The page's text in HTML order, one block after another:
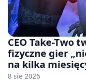
CEO Take-Two
fizyczne gier
na kilka
8 sie 2026